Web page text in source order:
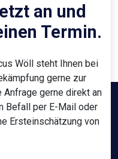
an und
Termin.
Wöll steht Ihnen bei
gerne zur
Anfrage gerne direkt an
Befall per E-Mail oder
Ersteinschätzung von